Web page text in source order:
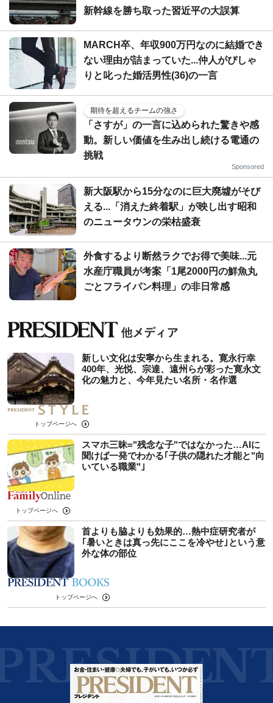
新幹線を勝ち取った習近平の大誤算
MARCH卒、年収900万円なのに結婚でき
ない理由が詰まっていた...仲人がぴしゃ
りと叱った婚活男性(36)の一言
期待を超えるチームの強さ
「さすが」の一言に込められた驚きや感
動。新しい価値を生み出し続ける電通の
挑戦
Sponsored
新大阪駅から15分なのに巨大廃墟がそび
える...「消えた終着駅」が映し出す昭和
のニュータウンの栄枯盛衰
外食するより断然ラクでお得で美味...元
水産庁職員が考案「1尾2000円の鮮魚丸
ごとフライパン料理」の非日常感
新しい文化は安寧から生まれる。寛永行幸
400年、光悦、宗達、遠州らが彩った寛永文
化の魅力と、今年見たい名所・名作選
トップページへ
スマホ三昧="残念な子"ではなかった…AIに
聞けば一発でわかる｢子供の隠れた才能と"向
いている職業"｣
トップページへ
首よりも脇よりも効果的…熱中症研究者が
｢暑いときは真っ先にここを冷やせ｣という意
外な体の部位
トップページへ